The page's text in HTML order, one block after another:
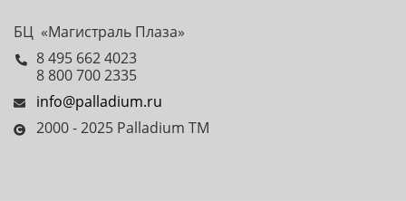
БЦ «Магистраль Плаза»
8 495 662 4023
8 800 700 2335
info@palladium.ru
2000 - 2025 Palladium TM